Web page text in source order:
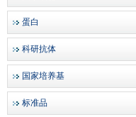
蛋白
科研抗体
国家培养基
标准品